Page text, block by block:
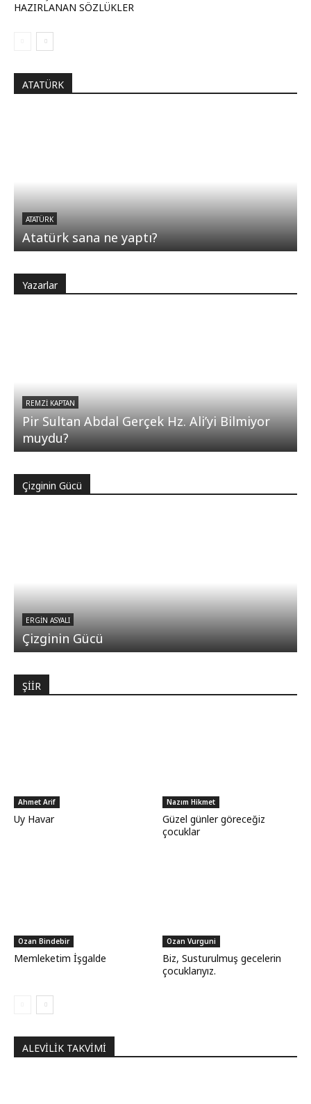
HAZIRLANAN SÖZLÜKLER
ATATÜRK
ATATÜRK
Atatürk sana ne yaptı?
Yazarlar
REMZI KAPTAN
Pir Sultan Abdal Gerçek Hz. Ali’yi Bilmiyor
muydu?
Çizginin Gücü
ERGIN ASYALI
Çizginin Gücü
ŞİİR
Ahmet Arif
Uy Havar
Nazım Hikmet
Güzel günler göreceğiz
çocuklar
Ozan Bindebir
Memleketim İşgalde
Ozan Vurguni
Biz, Susturulmuş gecelerin
çocuklarıyız.
ALEVILIK TAKVIMI